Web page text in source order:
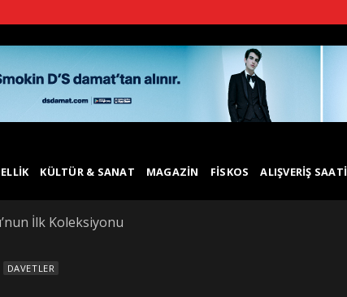
KÜLTÜR & SANAT MAGAZIN FISKOS ALIŞVERIŞ SAATI
İlk Koleksiyonu
DAVETLER